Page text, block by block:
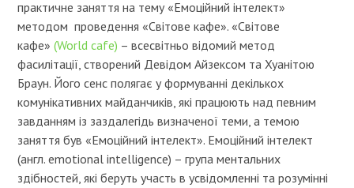
практичне заняття на тему «Емоційний інтелект»
методом проведення «Світове кафе». «Світове
кафе» (World cafe) – всесвітньо відомий метод
фасилітації, створений Девідом Айзексом та Хуанітою
Браун. Його сенс полягає у формуванні декількох
комунікативних майданчиків, які працюють над певним
завданням із заздалегідь визначеної теми, а темою
заняття був «Емоційний інтелект». Емоційний інтелект
(англ. emotional intelligence) – група ментальних
здібностей, які беруть участь в усвідомленні та розумінні